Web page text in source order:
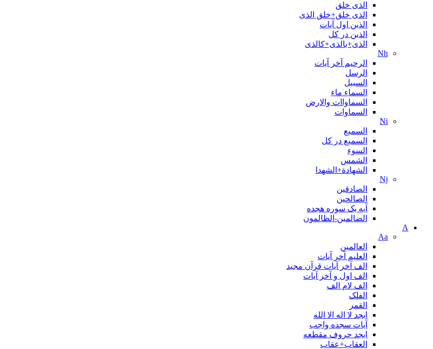
الذی خلق
الذی خلق+خلق الذی
الذین اول آیات
الذین در کل
الذی+بالذی+کالذی
Nh
الرحیم آخر آیات
الرسل
السبیل
السماء ماء
السماواات والارض
السماوات
Ni
السمیع
السمیع در کل
السوء
الشمس
الشهادة+الشهدا
Nj
الصادقین
الصالحین
آیه یک سوره هجده
الضالمين-الظالمون
A
Aa
العالمین
العلیم آخر آیات
الف آخر آیات قرآن مجید
الف اول و آخر آیات
الف لام الف
الفلک
القمر
ابجد لا اله الا الله
آیات سجده واجب
ابجد حروف مقطعه
العقاب+عقاب